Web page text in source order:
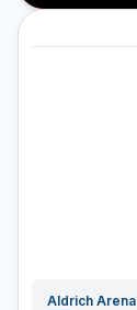
Aldrich Arena